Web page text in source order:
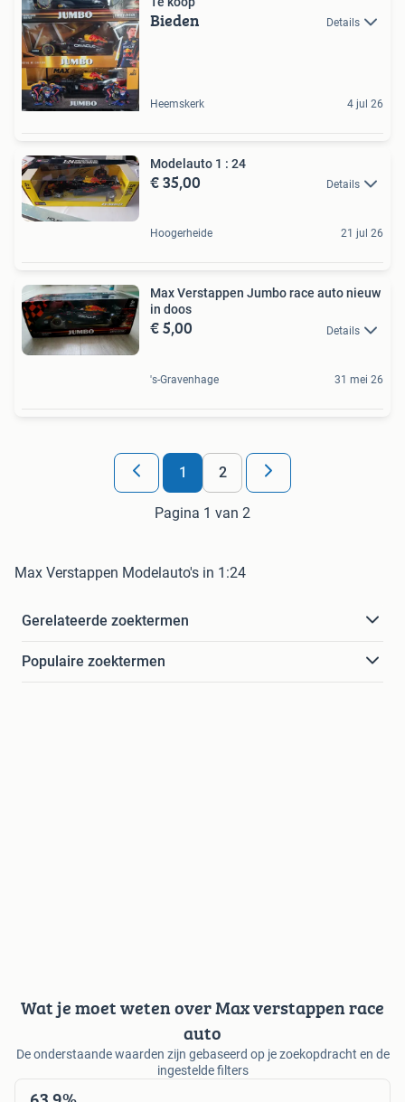
Bieden Details
Heemskerk 4 jul 26
Modelauto 1 : 24
€ 35,00 Details
Hoogerheide 21 jul 26
Max Verstappen Jumbo race auto nieuw
in doos
€ 5,00 Details
's-Gravenhage 31 mei 26
1 2
Pagina 1 van 2
Max Verstappen Modelauto's in 1:24
Gerelateerde zoektermen
Populaire zoektermen
Wat je moet weten over Max verstappen race
auto
De onderstaande waarden zijn gebaseerd op je zoekopdracht en de
ingestelde filters